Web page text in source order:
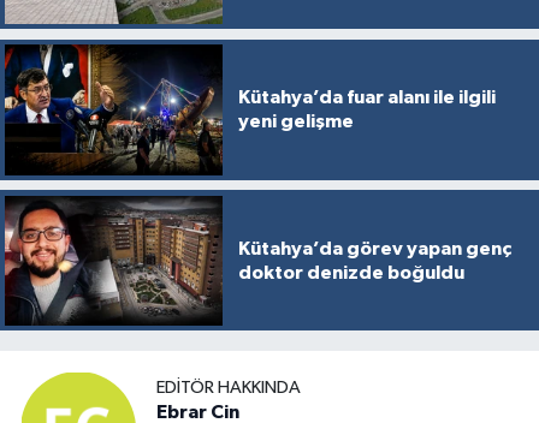
Kütahya’da fuar alanı ile ilgili
yeni gelişme
Kütahya’da görev yapan genç
doktor denizde boğuldu
EDITÖR HAKKINDA
Ebrar Cin